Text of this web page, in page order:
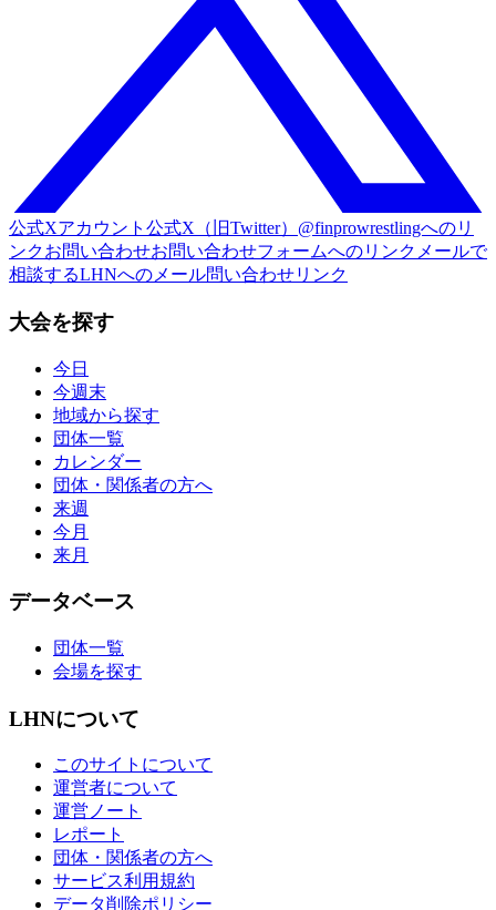
公式Xアカウント 公式X（旧Twitter）@finprowrestlingへのリ
ンクお問い合わせお問い合わせフォームへのリンク メールで
相談するLHNへのメール問い合わせリンク
大会を探す
今日
今週末
地域から探す
団体一覧
カレンダー
団体・関係者の方へ
来週
今月
来月
データベース
団体一覧
会場を探す
LHNについて
このサイトについて
運営者について
運営ノート
レポート
団体・関係者の方へ
サービス利用規約
データ削除ポリシー